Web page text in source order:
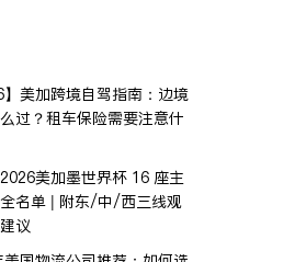
】美加跨境自驾指南：边境
过？租车保险需要注意什
美加墨世界杯 16 座主
名单 | 附东/中/西三线观
议